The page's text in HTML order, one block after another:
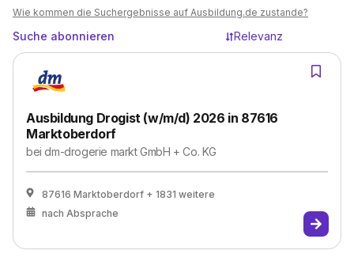
Wie kommen die Suchergebnisse auf Ausbildung.de zustande?
Suche abonnieren Relevanz
Ausbildung Drogist (w/m/d) 2026 in 87616
Marktoberdorf
beidm-drogerie markt GmbH + Co. KG
87616 Marktoberdorf + 1831 weitere
nach Absprache